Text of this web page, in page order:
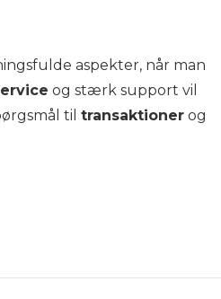
aspekter, når man
og stærk support vil
til transaktioner og